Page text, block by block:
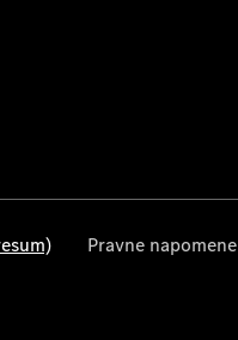
Pravne napomene